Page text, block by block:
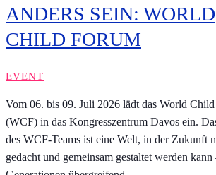
ANDERS SEIN: WORLD
CHILD FORUM
EVENT
Vom 06. bis 09. Juli 2026 lädt das World
(WCF) in das Kongresszentrum Davos ein.
des WCF-Teams ist eine Welt, in der Zukunft
gedacht und gemeinsam gestaltet werden kann